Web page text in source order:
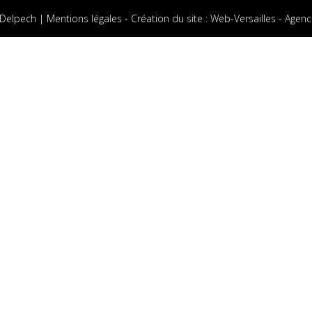
| Mentions légales - Création du site : Web-Versailles -